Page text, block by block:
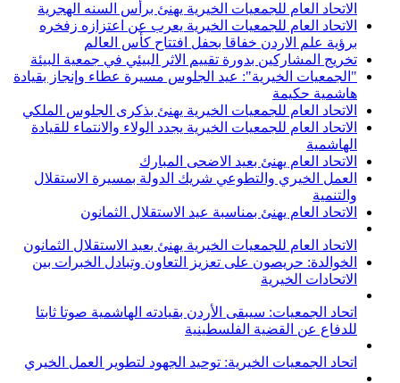
الاتحاد العام للجمعيات الخيرية يهنئ برأس السنه الهجرية
الاتحاد العام للجمعيات الخيرية يعرب عن اعتزازه زفخره
برؤية علم الاردن خفاقا بحفل افتتاح كأس العالم
تخريج المشاركين بدورة تقييم الاثر البيئي في جمعية البيئة
"الجمعيات الخيرية": عيد الجلوس مسيرة عطاء وإنجاز بقيادة
هاشمية حكيمة
الاتحاد العام للجمعيات الخيرية يهنئ بذكرى الجلوس الملكي
الاتحاد العام للجمعيات الخيرية يجدد الولاء والانتماء للقيادة
الهاشمية
الاتحاد العام يهنئ بعيد الاضحى المبارك
العمل الخيري والتطوعي شريك الدولة بمسيرة الاستقلال
والتنمية
الاتحاد العام يهنئ بمناسبة عيد الاستقلال الثمانون
الاتحاد العام للجمعيات الخيرية يهنئ بعيد الاستقلال الثمانون
الخوالدة: حريصون على تعزيز التعاون وتبادل الخبرات بين
الاتحادات الخيرية
اتحاد الجمعيات: سيبقى الأردن بقيادته الهاشمية صوتا ثابتا
للدفاع عن القضية الفلسطينية
اتحاد الجمعيات الخيرية: توحيد الجهود لتطوير العمل الخيري